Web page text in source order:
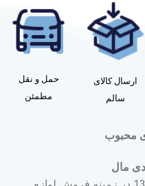
ارسال کالای
سالم
حمل و نقل
مطمئن
محبوب
مال